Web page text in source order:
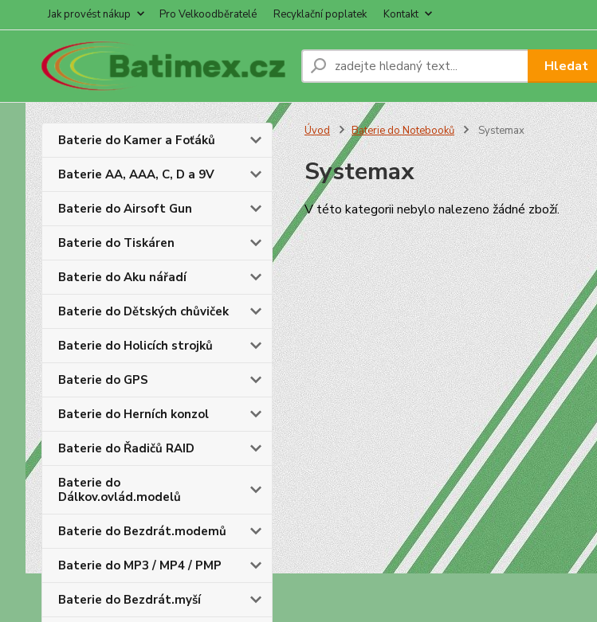
Jak provést nákup Pro Velkoodběratelé Recyklační poplatek Kontakt
Hledat
Baterie do Kamer a Foťáků
Baterie AA, AAA, C, D a 9V
Baterie do Airsoft Gun
Baterie do Tiskáren
Baterie do Aku nářadí
Baterie do Dětských chůviček
Baterie do Holicích strojků
Baterie do GPS
Baterie do Herních konzol
Baterie do Řadičů RAID
Baterie do
Dálkov.ovlád.modelů
Baterie do Bezdrát.modemů
Baterie do MP3 / MP4 / PMP
Baterie do Bezdrát.myší
Úvod Baterie do Notebooků Systemax
Systemax
V této kategorii nebylo nalezeno žádné zboží.